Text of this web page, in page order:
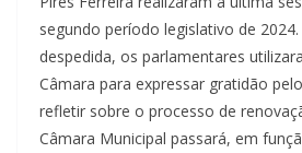
segundo período legislativo de
despedida, os parlamentares
Câmara para expressar gratidão
refletir sobre o processo de
Câmara Municipal passará, em